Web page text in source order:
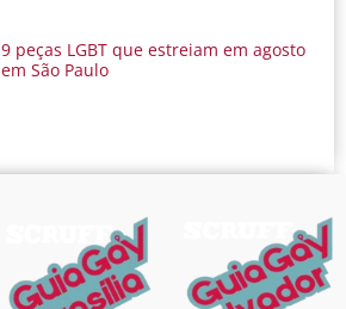
9 peças LGBT que estreiam em agosto
em São Paulo